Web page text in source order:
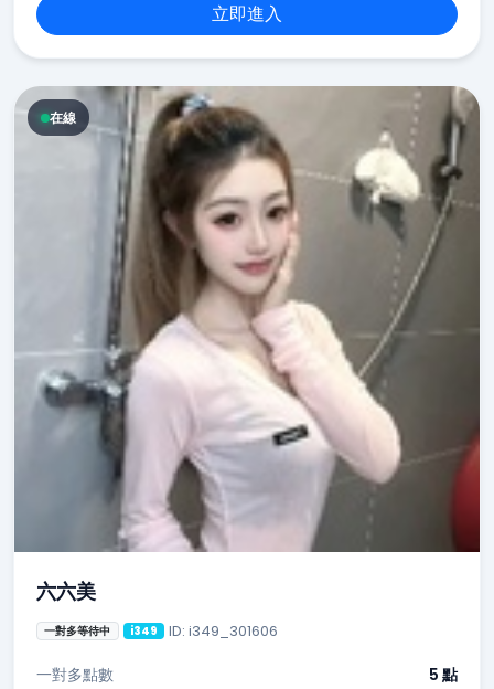
立即進入
在線
六六美
一對多等待中 i349 ID: i349_301606
一對多點數
5 點